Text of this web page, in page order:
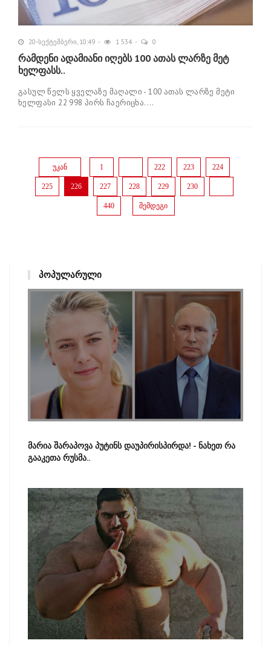
20-სექტემბერი, 10:49 1 534 0
რამდენი ადამიანი იღებს 100 ათას ლარზე მეტ
ხელფასს..
გა­სულ წელს ყვე­ლა­ზე მა­ღა­ლი - 100 ათას ლარ­ზე მეტი
ხელ­ფა­სი 22 998 პირს ჩა­ე­რი­ცხა....
უკან 1 222 223 224
225 226 227 228 229 230
440 შემდეგი
ᲞᲝᲞᲣᲚᲐᲠᲣᲚᲘ
მარია შარაპოვა პუტინს დაუპირისპირდა! - ნახეთ რა
გააკეთა რუსმა..